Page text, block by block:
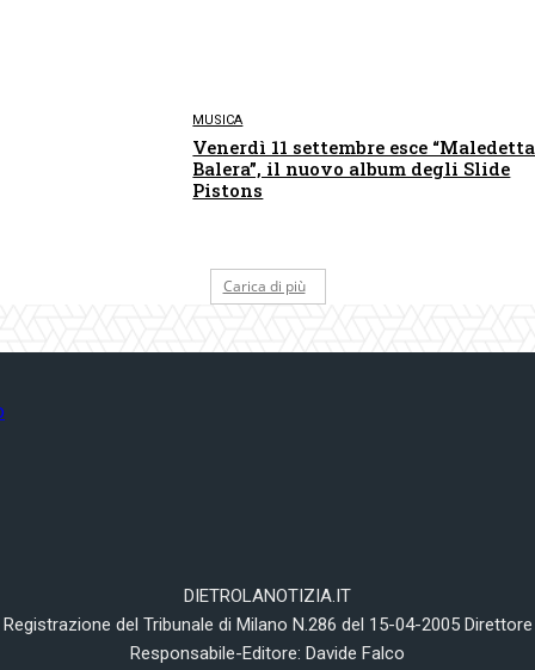
MUSICA
Venerdì 11 settembre esce “Maledetta
Balera”, il nuovo album degli Slide
Pistons
Carica di più
DIETROLANOTIZIA.IT
Registrazione del Tribunale di Milano N.286 del 15-04-2005 Direttore
Responsabile-Editore: Davide Falco